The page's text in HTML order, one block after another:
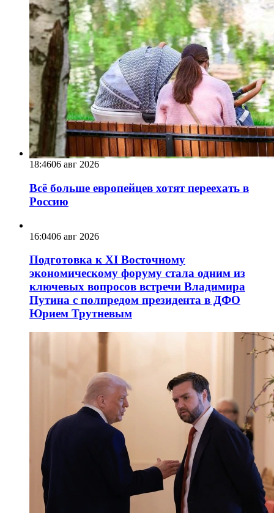
18:4606 авг 2026
Всё больше европейцев хотят переехать в
Россию
16:0406 авг 2026
Подготовка к XI Восточному
экономическому форуму стала одним из
ключевых вопросов встречи Владимира
Путина с полпредом президента в ДФО
Юрием Трутневым